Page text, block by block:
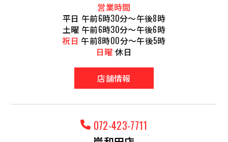
営業時間
平日 午前6時30分～午後8時
土曜 午前6時30分～午後6時
祝日 午前8時00分～午後5時
日曜 休日
店舗情報
072-423-7711